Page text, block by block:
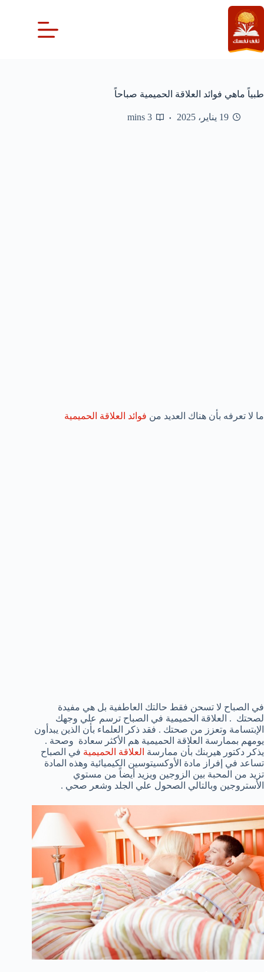
التجاوز
إلى
المحتوى
طبياً ماهي فوائد العلاقة الحميمية صباحاً
19 يناير، 2025 3 mins
ما لا تعرفه بأن هناك العديد من فوائد العلاقة الحميمية
في الصباح لا تسحن فقط حالتك العاطفية بل هي مفيدة
لصحتك . العلاقة الحميمية في الصباح ترسم علي وجهك
الإبتسامة وتعزز من صحتك . فقد ذكر العلماء بأن الذين يبدأون
يومهم بممارسة العلاقة الحميمية هم الأكثر سعادة وصحة .
يذكر دكتور هيربنك بأن ممارسة العلاقة الحميمية في الصباح
تساعد في إفراز مادة الأوكسيتوسين الكيميائية وهذه المادة
تزيد من المحبة بين الزوجين ويزيد أيضاً من مستوي
الأستروجين وبالتالي الصحول علي الجلد وشعر صحي .